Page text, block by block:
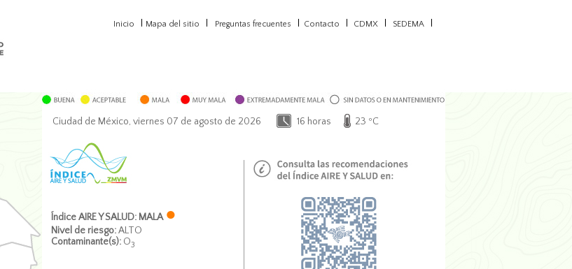
Inicio Mapa del sitio Preguntas frecuentes Contacto CDMX SEDEMA
Ciudad de México, viernes 07 de agosto de 2026 16 horas 23 ºC
Índice AIRE Y SALUD: MALA ●
Nivel de riesgo:ALTO
Contaminante(s): O3